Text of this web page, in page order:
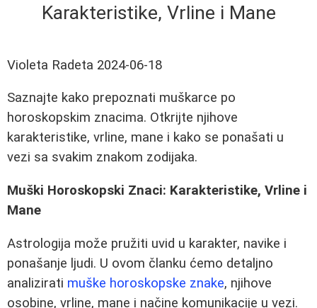
Karakteristike, Vrline i Mane
Violeta Radeta 2024-06-18
Saznajte kako prepoznati muškarce po
horoskopskim znacima. Otkrijte njihove
karakteristike, vrline, mane i kako se ponašati u
vezi sa svakim znakom zodijaka.
Muški Horoskopski Znaci: Karakteristike, Vrline i
Mane
Astrologija može pružiti uvid u karakter, navike i
ponašanje ljudi. U ovom članku ćemo detaljno
analizirati muške horoskopske znake, njihove
osobine, vrline, mane i načine komunikacije u vezi.